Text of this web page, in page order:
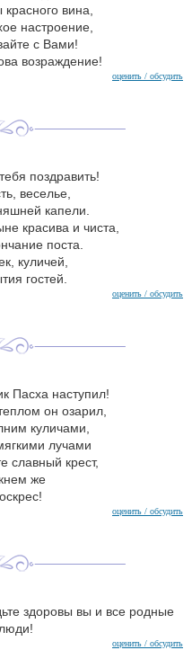
вина,
настроение,
с Вами!
возраждение!
оценить / обсудить
поздравить!
веселье,
капели.
красива и чиста,
поста.
куличей,
гостей.
оценить / обсудить
Пасха наступил!
он озарил,
куличами,
лучами
славный крест,
же
оценить / обсудить
здоровы вы и все родные
оценить / обсудить